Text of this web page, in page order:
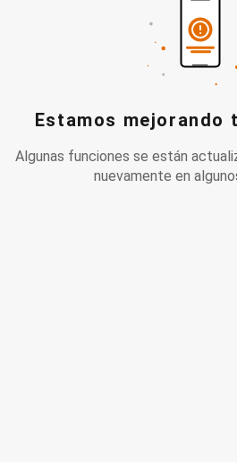
Estamos mejorando
Algunas funciones se están
nuevamente en